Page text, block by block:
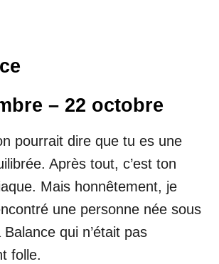
– 22 octobre
pourrait dire que tu es une
Après tout, c’est ton
Mais honnêtement, je
une personne née sous
Balance qui n’était pas
folle.